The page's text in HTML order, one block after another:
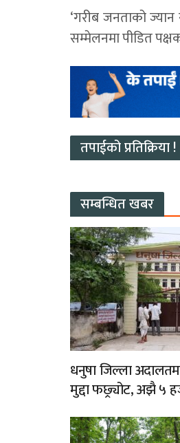
‘गरीब जनताको ज्यान
सम्मेलनमा पीडित
तपाईको प्रतिक्रिया !
सम्बन्धित खबर
धनुषा जिल्ला
मुद्दा फछ्र्योट, अझै ५